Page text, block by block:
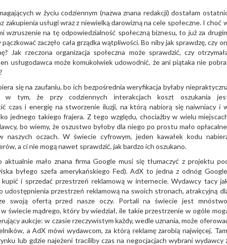
w życiu codziennym (nazwa znana redakcji) dostałam
zakupienia usługi wraz z niewielką darowizną na cele społeczne. I choć
wzruszenie na tę odpowiedzialność społeczną biznesu, to już za
zaczęło cała grządka wątpliwości. Bo niby jak sprawdzę, czy
Jak rzeczona organizacja społeczna może sprawdzić, czy
usługodawca może komukolwiek udowodnić, że ani piątaka nie
się na zaufaniu, bo ich bezpośrednia weryfikacja byłaby
w tym, że przy codziennych interakcjach koszt oszukania
czas i energię na stworzenie iluzji, na którą nabiorą się naiwniacy i
jednego takiego frajera. Z tego względu, chociażby w wielu
bo wiemy, że oszustwo byłoby dla niego po prostu mało
oczach. W świecie cyfrowym, jeden kawałek kodu
a ci nie mogą nawet sprawdzić, jak bardzo ich oszukano.
mało znana firma Google musi się tłumaczyć z projektu
byłego szefa amerykańskiego Fed). AdX to jedna z odnóg
i sprzedać przestrzeń reklamową w internecie. Wydawcy tacy
udostępnienia przestrzeń reklamową na swoich stronach, atrakcyjną
swoją ofertą przed nasze oczy. Portali na świecie jest
świecie mądrego, który by wiedział, ile takie przestrzenie w ogóle
aukcje: w czasie rzeczywistym każdy, wedle uznania, może
a AdX mówi wydawcom, za którą reklamę zarobią najwięcej.
lub gdzie najeżeni traciliby czas na negocjacjach wybrani wydawcy